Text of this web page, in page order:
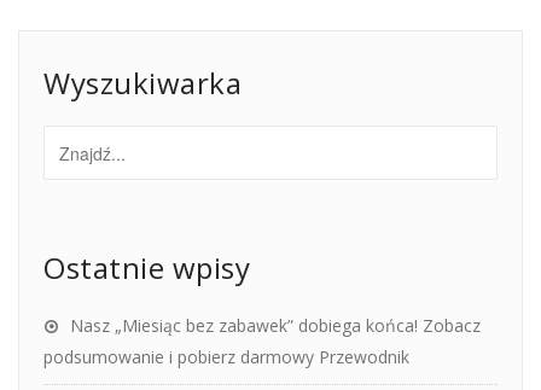
Wyszukiwarka
Ostatnie wpisy
Nasz „Miesiąc bez zabawek” dobiega końca! Zobacz
podsumowanie i pobierz darmowy Przewodnik